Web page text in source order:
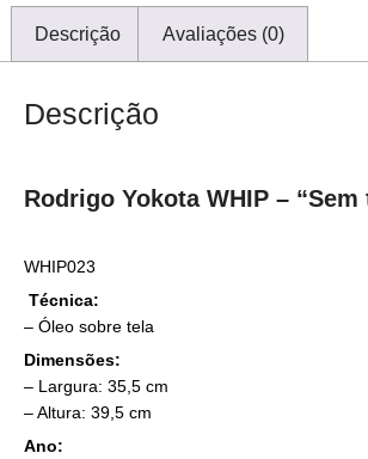
Descrição Avaliações (0)
Descrição
Rodrigo Yokota WHIP –
WHIP023
Técnica:
– Óleo sobre tela
Dimensões:
– Largura: 35,5 cm
– Altura: 39,5 cm
Ano: